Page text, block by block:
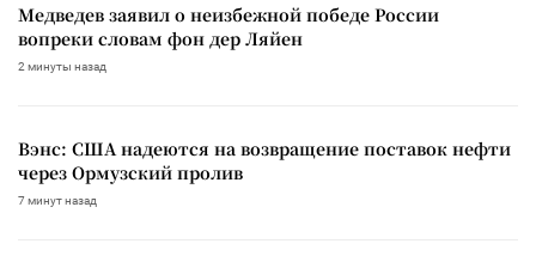
Медведев заявил о неизбежной победе России
вопреки словам фон дер Ляйен
2 минуты назад
Вэнс: США надеются на возвращение поставок нефти
через Ормузский пролив
7 минут назад